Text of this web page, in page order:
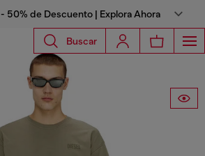
50% de Descuento | Explora Ahora
Buscar